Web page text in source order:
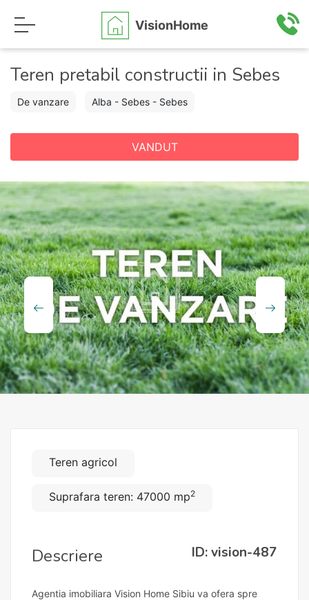
VisionHome
Teren pretabil constructii in Sebes
De vanzare Alba - Sebes - Sebes
VANDUT
Teren agricol
Suprafara teren: 47000 mp2
Descriere ID: vision-487
Agentia imobiliara Vision Home Sibiu va ofera spre